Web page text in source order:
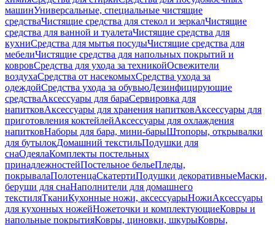
машинУниверсальные, специальные чистящие
средстваЧистящие средства для стекол и зеркалЧистящие
средства для ванной и туалетаЧистящие средства для
кухниСредства для мытья посудыЧистящие средства для
мебелиЧистящие средства для напольных покрытий и
ковровСредства для ухода за техникойОсвежители
воздухаСредства от насекомыхСредства ухода за
одеждойСредства ухода за обувьюДезинфицирующие
средстваАксессуары для бараСервировка для
напитковАксессуары для хранения напитковАксессуары для
приготовления коктейлейАксессуары для охлаждения
напитковНаборы для бара, мини-барыШтопоры, открывалки
для бутылокДомашний текстильПодушки для
снаОдеялаКомплекты постельных
принадлежностейПостельное бельеПледы,
покрывалаПолотенцаСкатертиПодушки декоративныеМаски,
беруши для снаНаполнители для домашнего
текстиляТканиКухонные ножи, аксессуарыНожиАксессуары
для кухонных ножейНожеточки и комплектующиеКовры и
напольные покрытияКовры, циновки, шкурыКовры,